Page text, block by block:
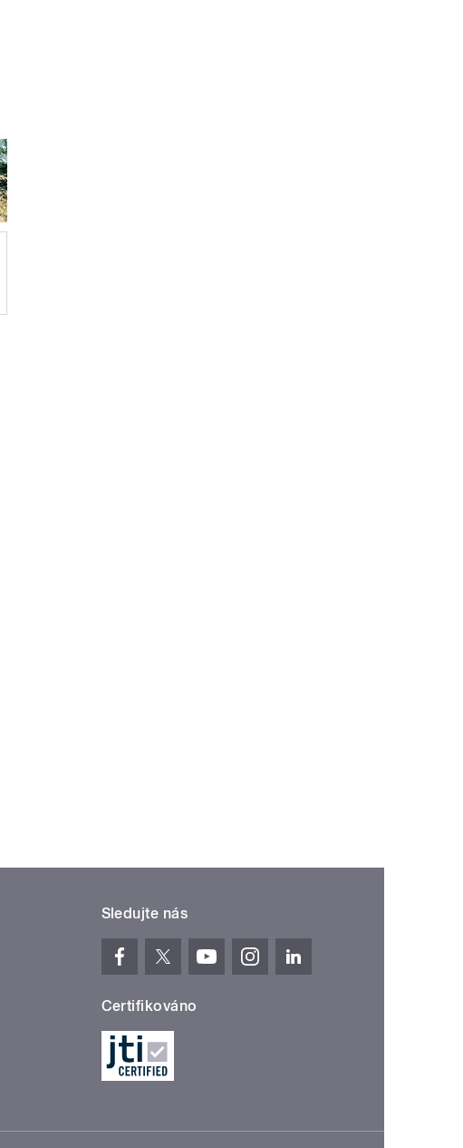
Sledujte nás
Certifikováno